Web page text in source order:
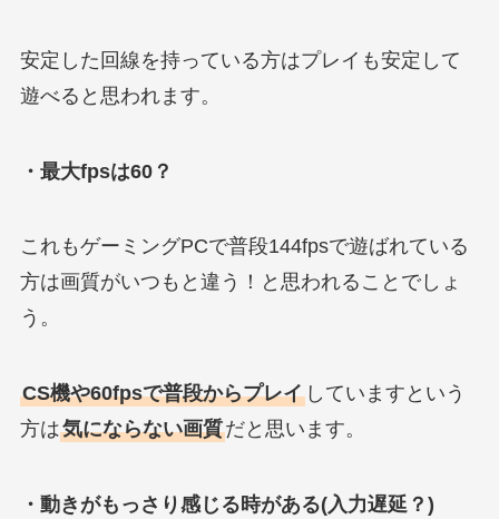
安定した回線を持っている方はプレイも安定して
遊べると思われます。
・最大fpsは60？
これもゲーミングPCで普段144fpsで遊ばれている
方は画質がいつもと違う！と思われることでしょ
う。
CS機や60fpsで普段からプレイしていますという
方は気にならない画質だと思います。
・動きがもっさり感じる時がある(入力遅延？)